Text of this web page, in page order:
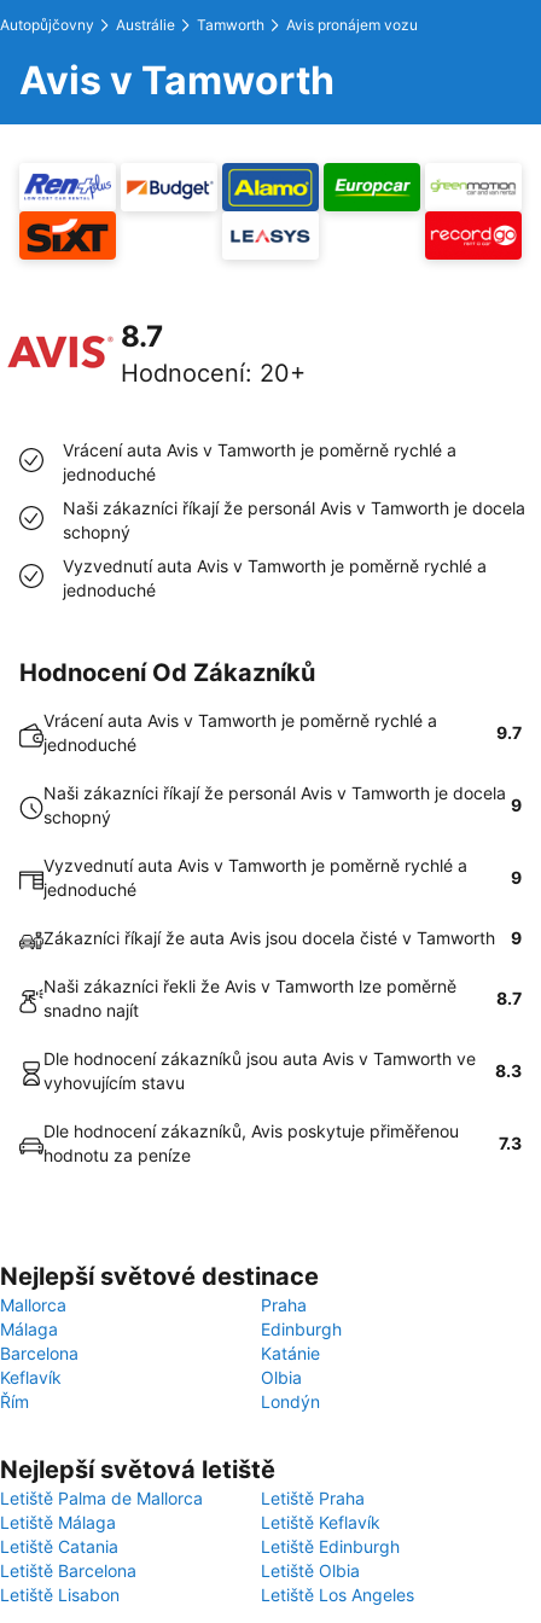
Autopůjčovny Austrálie Tamworth Avis pronájem vozu
Avis v Tamworth
8.7
Hodnocení: 20+
Vrácení auta Avis v Tamworth je poměrně rychlé a
jednoduché
Naši zákazníci říkají že personál Avis v Tamworth je docela
schopný
Vyzvednutí auta Avis v Tamworth je poměrně rychlé a
jednoduché
Hodnocení Od Zákazníků
Vrácení auta Avis v Tamworth je poměrně rychlé a
jednoduché
9.7
Naši zákazníci říkají že personál Avis v Tamworth je docela
schopný
9
Vyzvednutí auta Avis v Tamworth je poměrně rychlé a
jednoduché
9
Zákazníci říkají že auta Avis jsou docela čisté v Tamworth 9
Naši zákazníci řekli že Avis v Tamworth lze poměrně
snadno najít
8.7
Dle hodnocení zákazníků jsou auta Avis v Tamworth ve
vyhovujícím stavu
8.3
Dle hodnocení zákazníků, Avis poskytuje přiměřenou
hodnotu za peníze
7.3
Nejlepší světové destinace
Mallorca
Praha
Málaga
Edinburgh
Barcelona
Katánie
Keflavík
Olbia
Řím
Londýn
Nejlepší světová letiště
Letiště Palma de Mallorca
Letiště Praha
Letiště Málaga
Letiště Keflavík
Letiště Catania
Letiště Edinburgh
Letiště Barcelona
Letiště Olbia
Letiště Lisabon
Letiště Los Angeles